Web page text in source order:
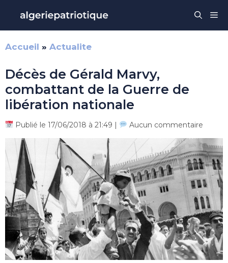
contenu
Accueil » Actualite
Décès de Gérald Marvy,
combattant de la Guerre de
libération nationale
Publié le 17/06/2018 à 21:49 | Aucun commentaire